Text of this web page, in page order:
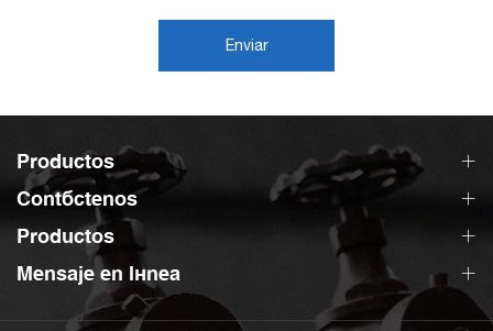
Enviar
Productos
Contáctenos
Productos
Mensaje en línea